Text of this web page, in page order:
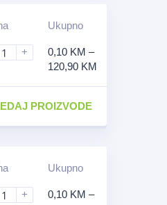
+
Ukupno
0,10 KM –
120,90 KM
PROIZVODE
+
Ukupno
0,10 KM –